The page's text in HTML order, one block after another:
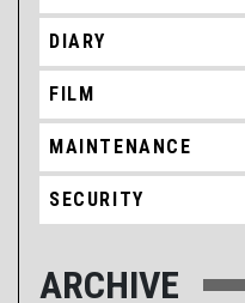
DIARY
FILM
MAINTENANCE
SECURITY
ARCHIVE